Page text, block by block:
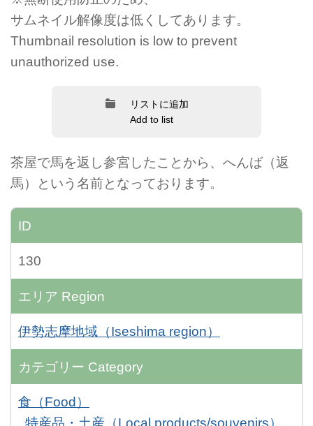
サムネイル解像度は低くしてあります。
Thumbnail resolution is low to prevent
unauthorized use.
リストに追加
Add to list
茶屋で馬を返し参宮したことから、へんば（返
馬）という名前となっております。
ID
130
エリア Region
伊勢志摩地域（Iseshima region）
カテゴリー Category
食（Food）
特産品・土産（Local products/souvenirs）